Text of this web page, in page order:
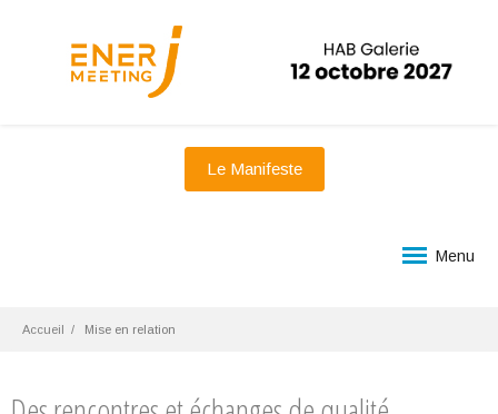
Le Manifeste
Menu
Accueil Mise en relation